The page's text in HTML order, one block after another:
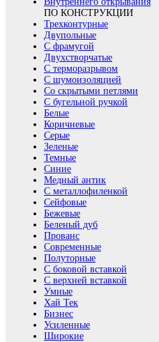
ПО КОНСТРУКЦИИ
Трехконтурные
Двупольные
С фрамугой
Двухстворчатые
С терморазрывом
С шумоизоляцией
Со скрытыми петлями
С бугельной ручкой
Белые
Коричневые
Серые
Зеленые
Темные
Синие
Медный антик
С металлофиленкой
Сейфовые
Бежевые
Беленый дуб
Прованс
Современные
Полуторные
С боковой вставкой
С верхней вставкой
Умные
Хай Тек
Бизнес
Усиленные
Широкие